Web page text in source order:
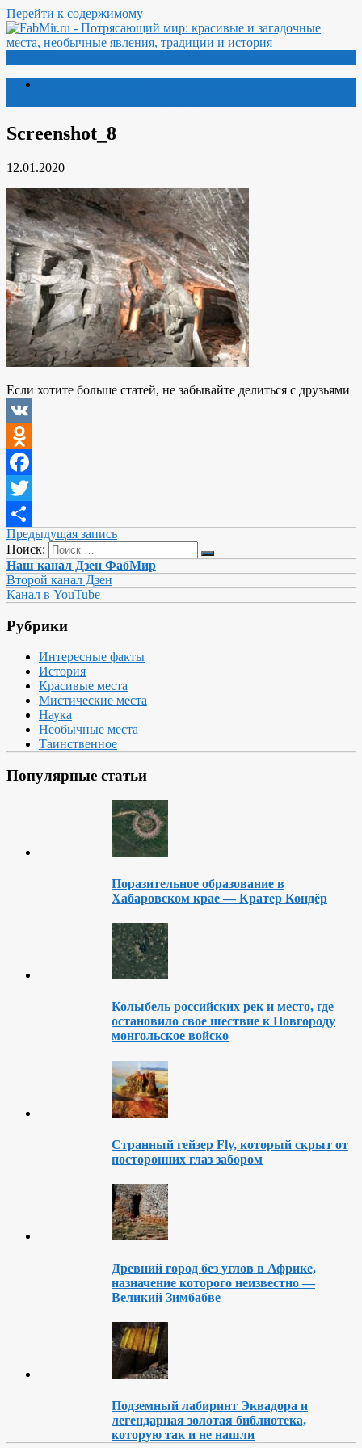
Перейти к содержимому
Screenshot_8
12.01.2020
Если хотите больше статей, не забывайте делиться с друзьями
VK
Odnoklassniki
Facebook
Twitter
Отправить
Предыдущая запись
Поиск:
Наш канал Дзен ФабМир
Второй канал Дзен
Канал в YouTube
Рубрики
Интересные факты
История
Красивые места
Мистические места
Наука
Необычные места
Таинственное
Популярные статьи
Поразительное образование в
Хабаровском крае — Кратер Кондёр
Колыбель российских рек и место, где
остановило свое шествие к Новгороду
монгольское войско
Странный гейзер Fly, который скрыт от
посторонних глаз забором
Древний город без углов в Африке,
назначение которого неизвестно —
Великий Зимбабве
Подземный лабиринт Эквадора и
легендарная золотая библиотека,
которую так и не нашли